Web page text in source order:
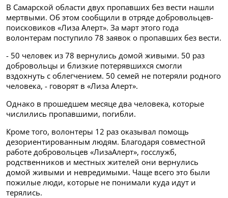
В Самарской области двух пропавших без вести нашли
мертвыми. Об этом сообщили в отряде добровольцев-
поисковиков «Лиза Алерт». За март этого года
волонтерам поступило 78 заявок о пропавших без вести.
- 50 человек из 78 вернулись домой живыми. 50 раз
добровольцы и близкие потерявшихся смогли
вздохнуть с облегчением. 50 семей не потеряли родного
человека, - говорят в «Лиза Алерт».
Однако в прошедшем месяце два человека, которые
числились пропавшими, погибли.
Кроме того, волонтеры 12 раз оказывал помощь
дезориентированным людям. Благодаря совместной
работе добровольцев «ЛизаАлерт», госслужб,
родственников и местных жителей они вернулись
домой живыми и невредимыми. Чаще всего это были
пожилые люди, которые не понимали куда идут и
терялись.